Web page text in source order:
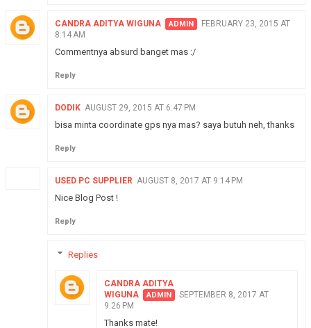
CANDRA ADITYA WIGUNA
FEBRUARY 23, 2015 AT
8:14 AM
Commentnya absurd banget mas :/
Reply
DODIK AUGUST 29, 2015 AT 6:47 PM
bisa minta coordinate gps nya mas? saya butuh neh, thanks
Reply
USED PC SUPPLIER AUGUST 8, 2017 AT 9:14 PM
Nice Blog Post !
Reply
Replies
CANDRA ADITYA
WIGUNA
SEPTEMBER 8, 2017 AT
9:26 PM
Thanks mate!